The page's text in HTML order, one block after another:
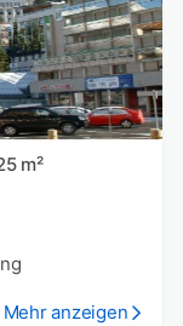
m²
Mehr anzeigen